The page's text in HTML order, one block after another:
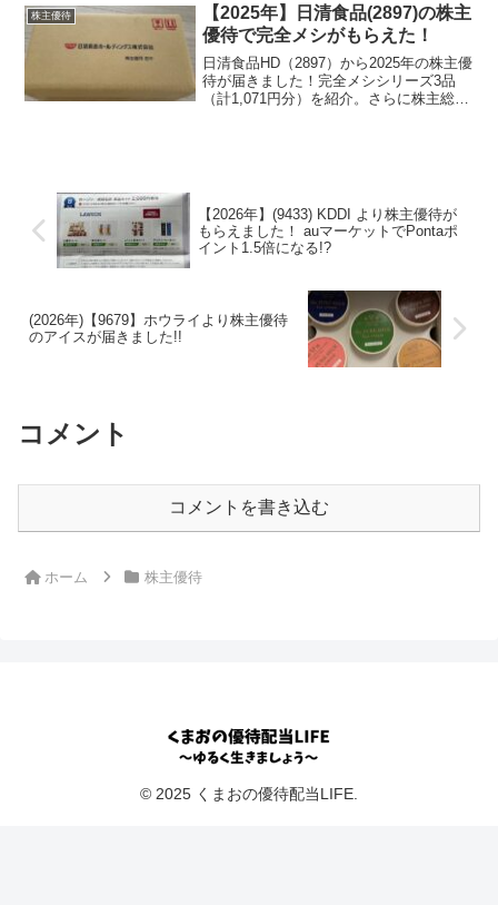
株主優待
【2025年】日清食品(2897)の株主
優待で完全メシがもらえた！
日清食品HD（2897）から2025年の株主優
待が届きました！完全メシシリーズ3品
（計1,071円分）を紹介。さらに株主総会
【2026年】(9433) KDDI より株主優待が
もらえました！ auマーケットでPontaポ
イント1.5倍になる!?
(2026年)【9679】ホウライより株主優待
のアイスが届きました!!
コメント
コメントを書き込む
ホーム 株主優待
© 2025 くまおの優待配当LIFE.